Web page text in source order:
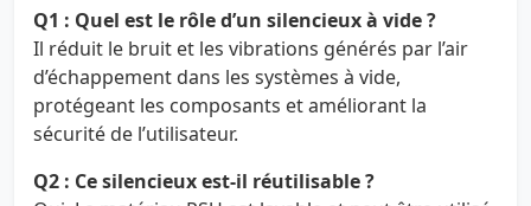
Q1 : Quel est le rôle d’un silencieux à vide ?
Il réduit le bruit et les vibrations générés par l’air
d’échappement dans les systèmes à vide,
protégeant les composants et améliorant la
sécurité de l’utilisateur.
Q2 : Ce silencieux est-il réutilisable ?